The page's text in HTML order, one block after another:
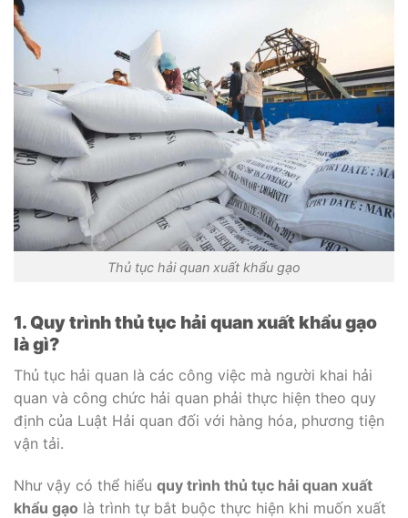
Thủ tục hải quan xuất khẩu gạo
1. Quy trình thủ tục hải quan xuất khẩu gạo
là gì?
Thủ tục hải quan là các công việc mà người khai hải
quan và công chức hải quan phải thực hiện theo quy
định của Luật Hải quan đối với hàng hóa, phương tiện
vận tải.
Như vậy có thể hiểu quy trình thủ tục hải quan xuất
khẩu gạo là trình tự bắt buộc thực hiện khi muốn xuất